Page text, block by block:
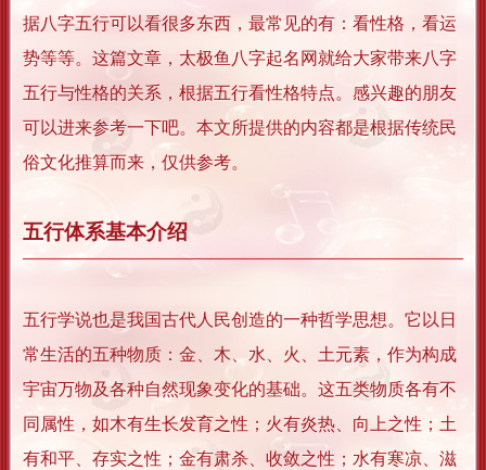
据八字五行可以看很多东西，最常见的有：看性格，看运
势等等。这篇文章，太极鱼八字起名网就给大家带来八字
五行与性格的关系，根据五行看性格特点。感兴趣的朋友
可以进来参考一下吧。本文所提供的内容都是根据传统民
俗文化推算而来，仅供参考。
五行体系基本介绍
五行学说也是我国古代人民创造的一种哲学思想。它以日
常生活的五种物质：金、木、水、火、土元素，作为构成
宇宙万物及各种自然现象变化的基础。这五类物质各有不
同属性，如木有生长发育之性；火有炎热、向上之性；土
有和平、存实之性；金有肃杀、收敛之性；水有寒凉、滋